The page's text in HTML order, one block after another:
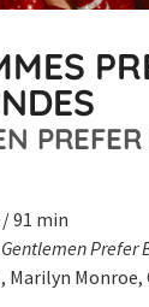
91 min
Gentlemen Prefer
Marilyn Monroe,